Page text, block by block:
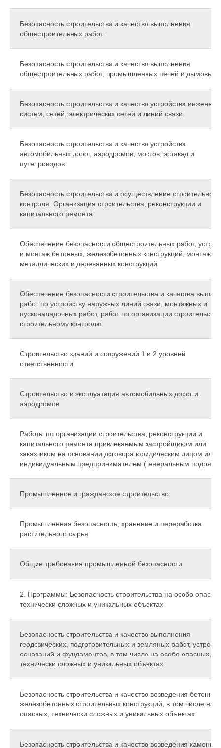
Безопасность строительства и качество выполнения
общестроительных работ
Безопасность строительства и качество выполнения
общестроительных работ, промышленных печей и дымовых
Безопасность строительства и качество устройства
систем, сетей, электрических сетей и линий связи
Безопасность строительства и качество устройства
автомобильных дорог, аэродромов, мостов, эстакад и
путепроводов
Безопасность строительства и осуществление строительного
контроля. Организация строительства, реконструкции и
капитального ремонта
Обеспечение безопасности общестроительных работ,
и монтаж бетонных, железобетонных конструкций, монтаж
металлических и деревянных конструкций
Обеспечение безопасности строительства и качества
работ по устройству наружных линий связи, монтажных и
пусконаладочных работ, работ по организации
строительному контролю
Строительство зданий и сооружений 1 и 2 уровней
ответственности
Строительство и эксплуатация автомобильных дорог и
аэродромов
Работы по организации строительства, реконструкции и
капитального ремонта привлекаемым застройщиком или
заказчиком на основании договора юридическим лицом или
индивидуальным предпринимателем (генеральным
Промышленное и гражданское строительство
Промышленная безопасность, хранение и переработка
растительного сырья
Общие требования промышленной безопасности
2. Программы: Безопасность строительства на особо
технически сложных и уникальных объектах
Безопасность строительства и качество выполнения
геодезических, подготовительных и земляных работ,
оснований и фундаментов, в том числе на особо опасных,
технически сложных и уникальных объектах
Безопасность строительства и качество возведения
железобетонных строительных конструкций, в том числе на
опасных, технически сложных и уникальных объектах
Безопасность строительства и качество возведения